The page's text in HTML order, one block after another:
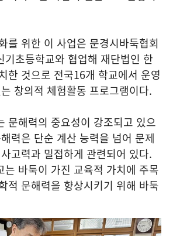
를 위한 이 사업은 문경시바둑협회
기초등학교와 협업해 재단법인 한
한 것으로 전국16개 학교에서 운영
창의적 체험활동 프로그램이다.
문해력의 중요성이 강조되고 있으
력은 단순 계산 능력을 넘어 문제
고력과 밀접하게 관련되어 있다.
는 바둑이 가진 교육적 가치에 주목
적 문해력을 향상시키기 위해 바둑